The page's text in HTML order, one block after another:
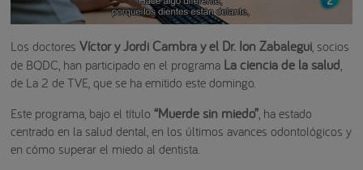
Los doctores Víctor y Jordi Cambra y el Dr. Ion Zabalegui, socios
de BQDC, han participado en el programa La ciencia de la salud,
de La 2 de TVE, que se ha emitido este domingo.
Este programa, bajo el título “Muerde sin miedo”, ha estado
centrado en la salud dental, en los últimos avances odontológicos y
en cómo superar el miedo al dentista.